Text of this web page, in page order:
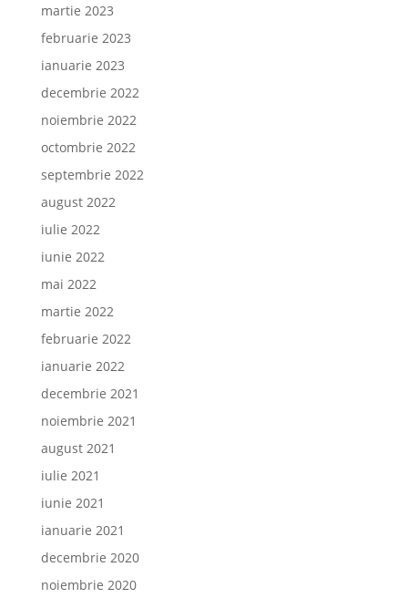
martie 2023
februarie 2023
ianuarie 2023
decembrie 2022
noiembrie 2022
octombrie 2022
septembrie 2022
august 2022
iulie 2022
iunie 2022
mai 2022
martie 2022
februarie 2022
ianuarie 2022
decembrie 2021
noiembrie 2021
august 2021
iulie 2021
iunie 2021
ianuarie 2021
decembrie 2020
noiembrie 2020